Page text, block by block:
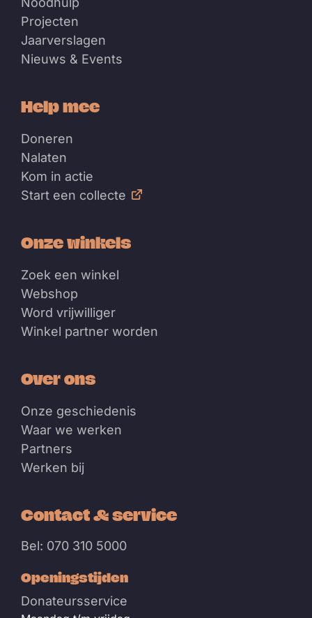
Projecten
Jaarverslagen
Nieuws & Events
Help mee
Doneren
Nalaten
Kom in actie
Start een collecte
Onze winkels
Zoek een winkel
Webshop
Word vrijwilliger
Winkel partner worden
Over ons
Onze geschiedenis
Waar we werken
Partners
Werken bij
Contact & service
Bel: 070 310 5000
Openingstijden
Donateursservice